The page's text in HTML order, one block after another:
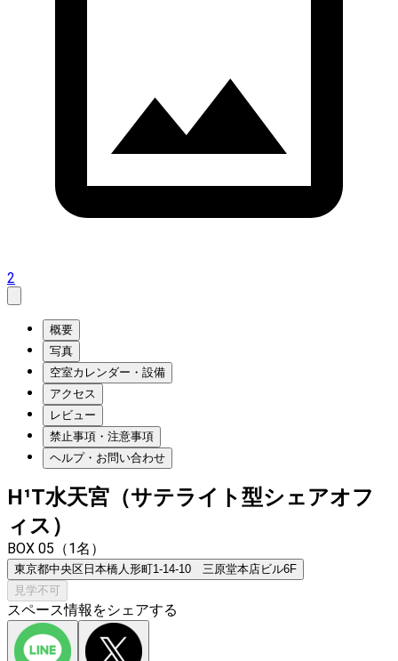
2
概要
写真
空室カレンダー・設備
アクセス
レビュー
禁止事項・注意事項
ヘルプ・お問い合わせ
H¹T水天宮（サテライト型シェアオフ
ィス）
BOX 05（1名）
東京都中央区日本橋人形町1-14-10 三原堂本店ビル6F
見学不可
スペース情報をシェアする